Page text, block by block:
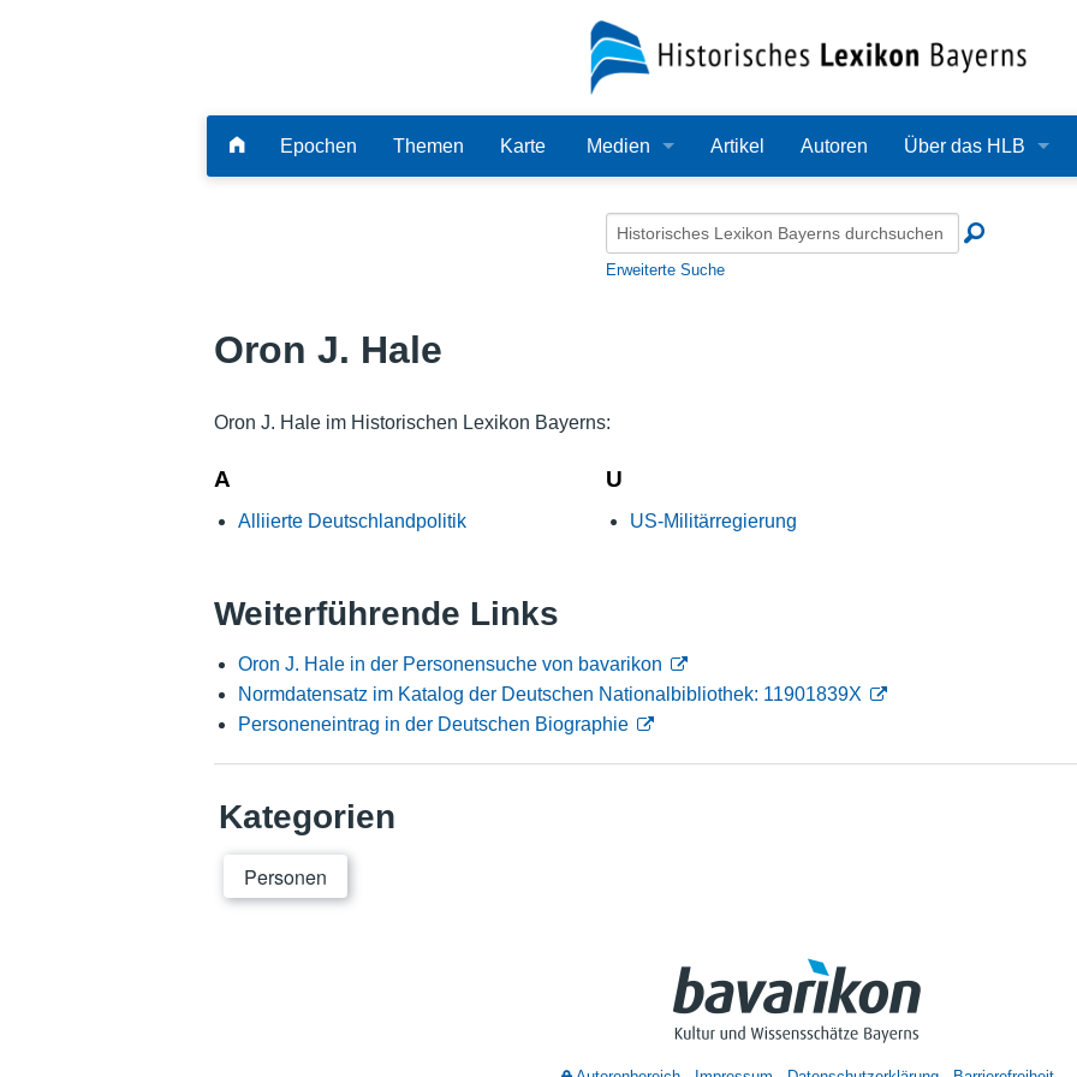
Epochen Themen Karte Medien
Audio
Alle Dateien
Artikel Autoren Über das HLB
Redaktion
Erweiterte Suche
Oron J. Hale
Oron J. Hale im Historischen Lexikon Bayerns:
A
Alliierte Deutschlandpolitik
U
US-Militärregierung
Weiterführende Links
Oron J. Hale in der Personensuche von bavarikon
Normdatensatz im Katalog der Deutschen Nationalbibliothek: 11901839X
Personeneintrag in der Deutschen Biographie
Kategorien
Personen